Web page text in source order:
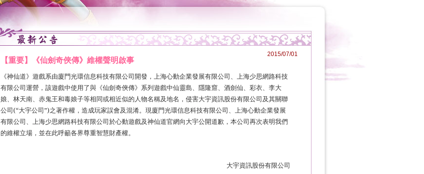
2015/07/01
【重要】《仙劍奇俠傳》維權聲明啟事
《神仙道》遊戲系由廈門光環信息科技有限公司開發， 上海心動企業發展有限公司、上海少思網路科技
有限公司運營，該遊戲中使用了與《仙劍奇俠傳》系列遊戲中仙靈島、隱隆窟、酒劍仙、彩衣、李大
娘、林天南、赤鬼王和毒娘子等相同或相近似的人物名稱及地名，侵害大宇資訊股份有限公司及其關聯
公司(“大宇公司”)之著作權，造成玩家誤會及混淆。現廈門光環信息科技有限公司、上海心動企業發展
有限公司、上海少思網路科技有限公司於心動遊戲及神仙道官網向大宇公開道歉，本公司再次表明我們
的維權立場，並在此呼籲各界尊重智慧財產權。
大宇資訊股份有限公司